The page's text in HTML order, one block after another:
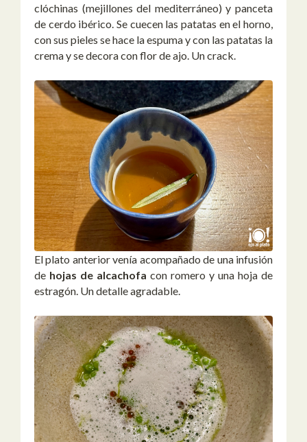
clóchinas (mejillones del mediterráneo) y panceta
de cerdo ibérico. Se cuecen las patatas en el horno,
con sus pieles se hace la espuma y con las patatas la
crema y se decora con flor de ajo. Un crack.
El plato anterior venía acompañado de una infusión
de hojas de alcachofa con romero y una hoja de
estragón. Un detalle agradable.